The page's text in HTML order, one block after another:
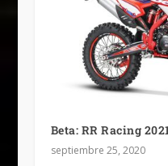
Beta: RR Racing
septiembre 25, 2020